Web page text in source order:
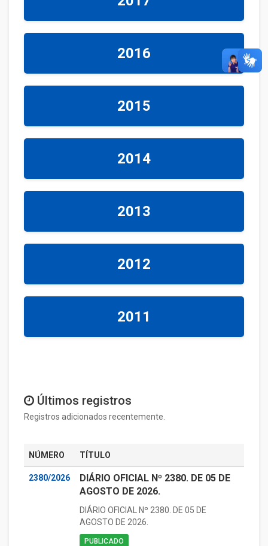
2016
2015
2014
2013
2012
2011
Últimos registros
Registros adicionados recentemente.
NÚMERO TÍTULO
2380/2026
DIÁRIO OFICIAL Nº 2380. DE 05 DE
AGOSTO DE 2026.
DIÁRIO OFICIAL Nº 2380. DE 05 DE
AGOSTO DE 2026.
PUBLICADO